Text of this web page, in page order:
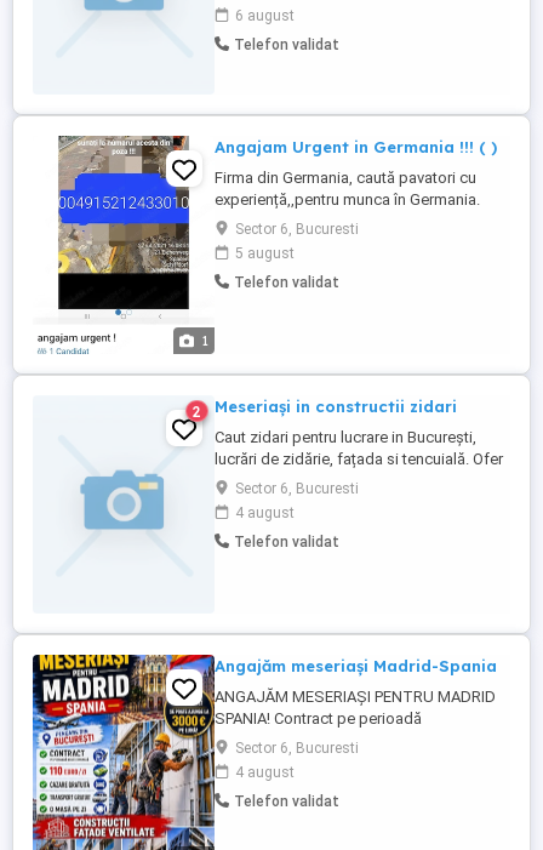
GLETURI, ZUGRĂVELI ETC ) CEREM ȘI
OFERIM SERIZITATE OFERIM CAZARE NE
PUTEȚI CONTACTA LA NUMĂRUL VĂ
6 august
Telefon validat
1
Angajam Urgent in Germania !!! ( )
Firma din Germania, caută pavatori cu
experiență,,pentru munca în Germania.
Oferim salariu 2500 -3000 netto,pentru
pavatori care își fac treaba cu seriozitate.
Cazarea nu se plătește. Dacă sunteți
interesați va rugam sa sunați la nr de tel,
Sector 6, Bucuresti
5 august
Telefon validat
2 Meseriași in constructii zidari
Caut zidari pentru lucrare in București,
lucrări de zidărie, fațada si tencuială. Ofer
plată corecta si negociabila in funcție de
experienta si volumul de muncă.
Posibilitatea de colaborare pe termen
lung.Rog seriozitate.
Sector 6, Bucuresti
4 august
Telefon validat
Angajăm meseriași Madrid-Spania
ANGAJĂM MESERIAȘI PENTRU MADRID
SPANIA! Contract pe perioadă
nedeterminată Plecare din București 110 zi
Cazare gratuită Transport gratuit O masă
pe zi asigurată Lucrări de construcții
fațade ventilate Căutăm meseriași
Sector 6, Bucuresti
4 august
Telefon validat